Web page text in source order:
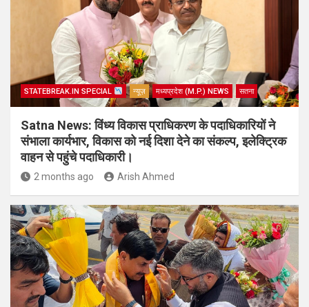
STATEBREAK.IN SPECIAL न्यूज़ मध्यप्रदेश (M.P.) NEWS सतना
Satna News: विंध्य विकास प्राधिकरण के पदाधिकारियों ने
संभाला कार्यभार, विकास को नई दिशा देने का संकल्प, इलेक्ट्रिक
वाहन से पहुंचे पदाधिकारी।
2 months ago Arish Ahmed